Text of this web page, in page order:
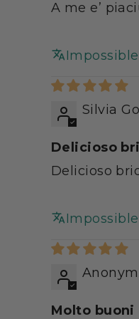
A me e’
Silvia
Delicioso
Delicioso
Molto buoni